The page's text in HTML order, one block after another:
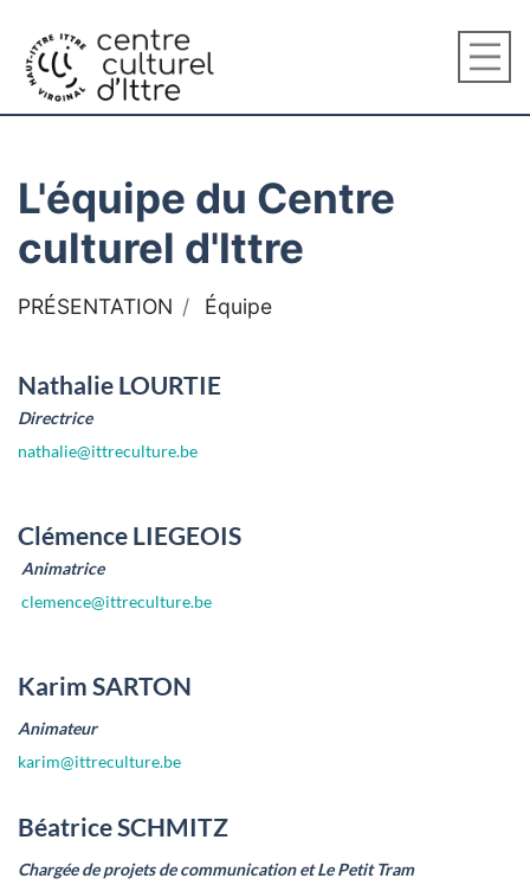
L'équipe du Centre
culturel d'Ittre
PRÉSENTATION Équipe
Nathalie LOURTIE
Directrice
nathalie@ittreculture.be
Clémence LIEGEOIS
Animatrice
clemence@ittreculture.be
Karim SARTON
Animateur
karim@ittreculture.be
Béatrice SCHMITZ
Chargée de projets de communication et Le Petit Tram